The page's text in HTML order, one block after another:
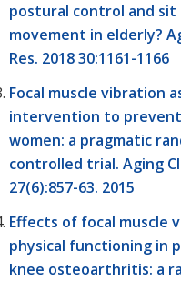
postural control and
movement in elderly?
Res. 2018 30:1161-1166
Focal muscle vibration
intervention to
women: a pragmatic
controlled trial. Aging
27(6):857-63. 2015
Effects of focal muscle
physical functioning in
knee osteoarthritis: a